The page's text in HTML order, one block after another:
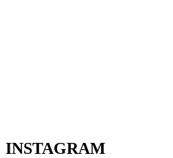
INSTAGRAM